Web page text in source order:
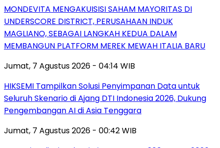
MONDEVITA MENGAKUISISI SAHAM MAYORITAS DI
UNDERSCORE DISTRICT, PERUSAHAAN INDUK
MAGLIANO, SEBAGAI LANGKAH KEDUA DALAM
MEMBANGUN PLATFORM MEREK MEWAH ITALIA BARU
Jumat, 7 Agustus 2026 - 04:14 WIB
HIKSEMI Tampilkan Solusi Penyimpanan Data untuk
Seluruh Skenario di Ajang DTI Indonesia 2026, Dukung
Pengembangan AI di Asia Tenggara
Jumat, 7 Agustus 2026 - 00:42 WIB